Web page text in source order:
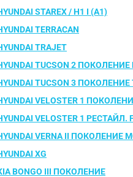
STAREX / H1 I (A1)
TERRACAN
TRAJET
TUCSON 2 ПОКОЛЕНИЕ
TUCSON 3 ПОКОЛЕНИЕ
VELOSTER 1
VELOSTER 1 РЕСТАЙЛ.
VERNA II ПОКОЛЕНИЕ
XG
BONGO III ПОКОЛЕНИЕ